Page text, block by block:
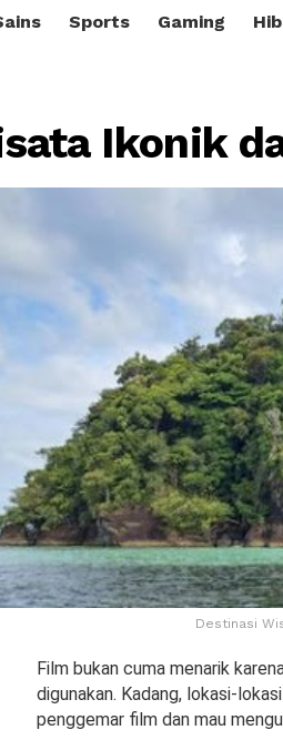
Sports Gaming
Ikonik
Destinasi
Film bukan cuma menarik
digunakan. Kadang, lokasi-
penggemar film dan mau